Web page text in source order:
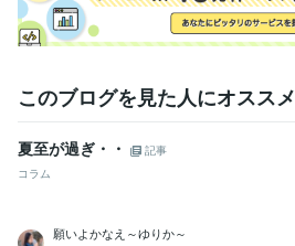
このブログを見た人にオススメ
夏至が過ぎ・・
記事
コラム
願いよかなえ～ゆりか～